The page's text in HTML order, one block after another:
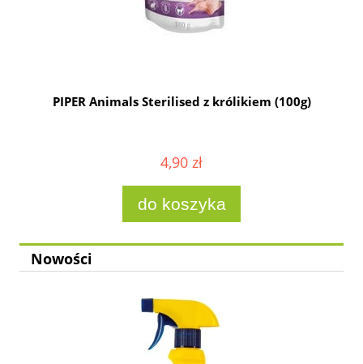
PIPER Animals Sterilised z królikiem (100g)
4,90 zł
do koszyka
Nowości